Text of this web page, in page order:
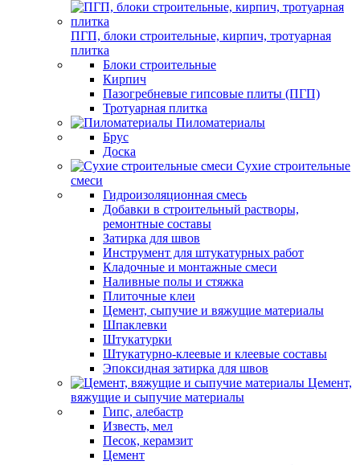
ПГП, блоки строительные, кирпич, тротуарная
плитка
Блоки строительные
Кирпич
Пазогребневые гипсовые плиты (ПГП)
Тротуарная плитка
Пиломатериалы
Брус
Доска
Сухие строительные
смеси
Гидроизоляционная смесь
Добавки в строительный растворы,
ремонтные составы
Затирка для швов
Инструмент для штукатурных работ
Кладочные и монтажные смеси
Наливные полы и стяжка
Плиточные клеи
Цемент, сыпучие и вяжущие материалы
Шпаклевки
Штукатурки
Штукатурно-клеевые и клеевые составы
Эпоксидная затирка для швов
Цемент,
вяжущие и сыпучие материалы
Гипс, алебастр
Известь, мел
Песок, керамзит
Цемент